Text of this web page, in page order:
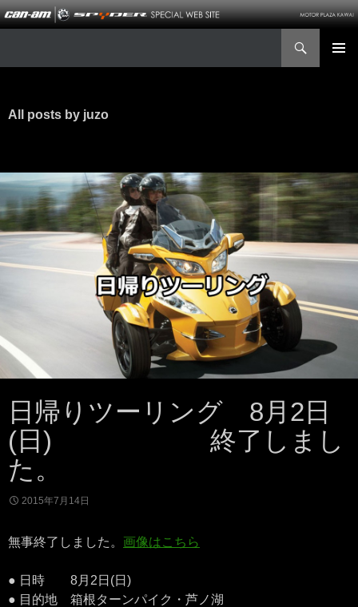
All posts by juzo
日帰りツーリング 8月2日
(日) 終了しまし
た。
2015年7月14日
無事終了しました。 画像はこちら
● 日時 8月2日(日)
● 目的地 箱根ターンパイク・芦ノ湖